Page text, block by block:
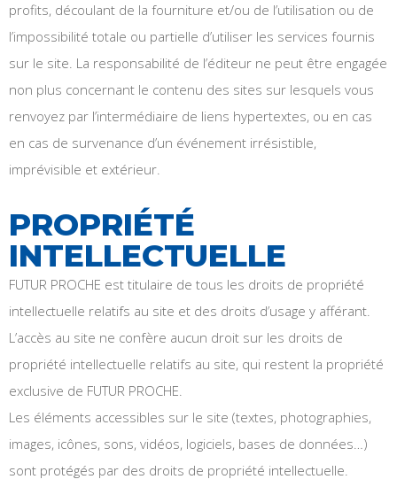
profits, découlant de la fourniture et/ou de l’utilisation ou de
l’impossibilité totale ou partielle d’utiliser les services fournis
sur le site. La responsabilité de l’éditeur ne peut être engagée
non plus concernant le contenu des sites sur lesquels vous
renvoyez par l’intermédiaire de liens hypertextes, ou en cas
en cas de survenance d’un événement irrésistible,
imprévisible et extérieur.
PROPRIÉTÉ
INTELLECTUELLE
FUTUR PROCHE est titulaire de tous les droits de propriété
intellectuelle relatifs au site et des droits d’usage y afférant.
L’accès au site ne confère aucun droit sur les droits de
propriété intellectuelle relatifs au site, qui restent la propriété
exclusive de FUTUR PROCHE.
Les éléments accessibles sur le site (textes, photographies,
images, icônes, sons, vidéos, logiciels, bases de données…)
sont protégés par des droits de propriété intellectuelle.